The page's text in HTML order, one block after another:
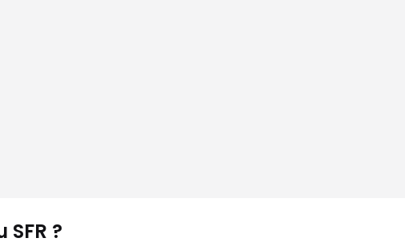
?